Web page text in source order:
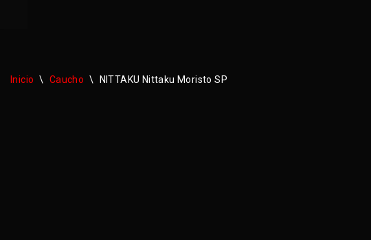
contenido
Inicio \ Caucho \ NITTAKU Nittaku Moristo SP